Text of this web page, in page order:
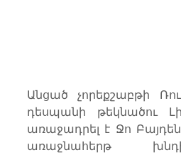
Անցած չորեքշաբթի
դեսպանի թեկնածու
առաջադրել է Ջո
առաջնահերթ